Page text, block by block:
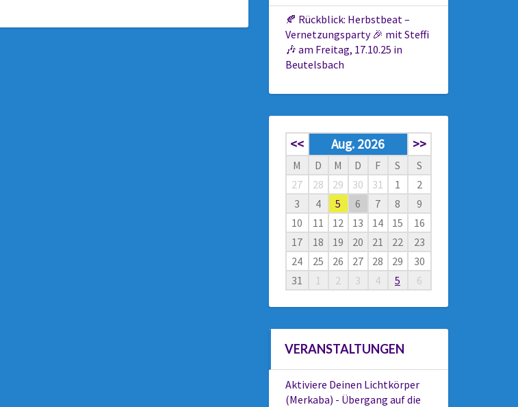
🍂 Rückblick: Herbstbeat –
Vernetzungsparty 🎉 mit Steffi
🎶 am Freitag, 17.10.25 in
Beutelsbach
<< Aug. 2026 >>
M D M D F S
S
27
28 29 30 31 1
2
3
4 5 6 7 8
9
10
11 12 13 14 15
16
17
18 19 20 21 22
23
24
25 26 27 28 29
30
31
1 2 3 4 5 6
VERANSTALTUNGEN
Aktiviere Deinen Lichtkörper
(Merkaba) - Übergang auf die